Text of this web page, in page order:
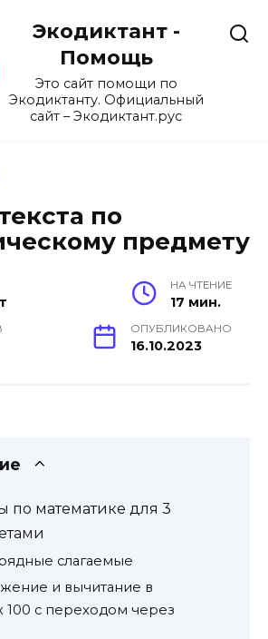
Экодиктант -
Помощь
Это сайт помощи по
Экодиктанту. Официальный
сайт – Экодиктант.рус
по
предмету
НА ЧТЕНИЕ
17 мин.
ОПУБЛИКОВАНО
16.10.2023
по математике для 3
слагаемые
и вычитание в
100 с переходом через